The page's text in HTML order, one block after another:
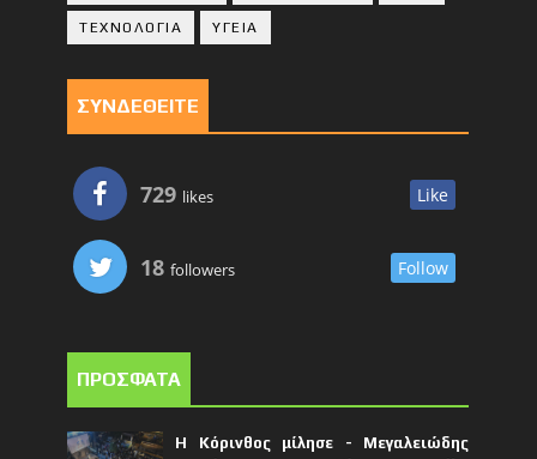
ΤΕΧΝΟΛΟΓΙΑ ΥΓΕΙΑ
ΣΥΝΔΕΘΕΙΤΕ
729 likes Like
18 followers Follow
ΠΡΟΣΦΑΤΑ
Η Κόρινθος μίλησε - Μεγαλειώδης